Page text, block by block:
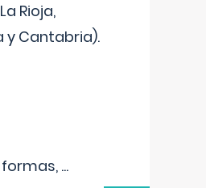
Rioja,
y Cantabria).
...